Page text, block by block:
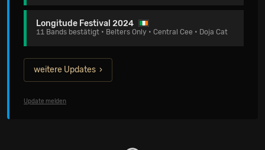
Longitude Festival 2024
11 Bands bestätigt • Belters Only • Central Cee • Doja Cat
weitere Updates
Update melden